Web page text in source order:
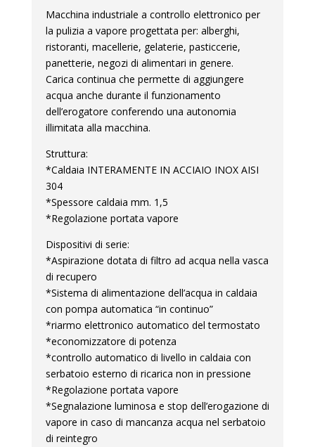
Macchina industriale a controllo elettronico per
la pulizia a vapore progettata per: alberghi,
ristoranti, macellerie, gelaterie, pasticcerie,
panetterie, negozi di alimentari in genere.
Carica continua che permette di aggiungere
acqua anche durante il funzionamento
dell’erogatore conferendo una autonomia
illimitata alla macchina.
Struttura:
*Caldaia INTERAMENTE IN ACCIAIO INOX AISI
304
*Spessore caldaia mm. 1,5
*Regolazione portata vapore
Dispositivi di serie:
*Aspirazione dotata di filtro ad acqua nella vasca
di recupero
*Sistema di alimentazione dell’acqua in caldaia
con pompa automatica “in continuo”
*riarmo elettronico automatico del termostato
*economizzatore di potenza
*controllo automatico di livello in caldaia con
serbatoio esterno di ricarica non in pressione
*Regolazione portata vapore
*Segnalazione luminosa e stop dell’erogazione di
vapore in caso di mancanza acqua nel serbatoio
di reintegro